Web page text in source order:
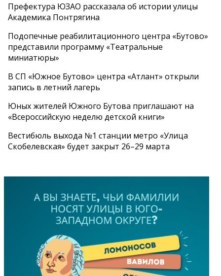
Префектура ЮЗАО рассказала об истории улицы
Академика Понтрягина
Подопечные реабилитационного центра «Бутово»
представили программу «Театральные
миниатюры»
В СП «Южное Бутово» центра «Атлант» открыли
запись в летний лагерь
Юных жителей Южного Бутова приглашают на
«Всероссийскую неделю детской книги»
Вестибюль выхода №1 станции метро «Улица
Скобелевская» будет закрыт 26–29 марта